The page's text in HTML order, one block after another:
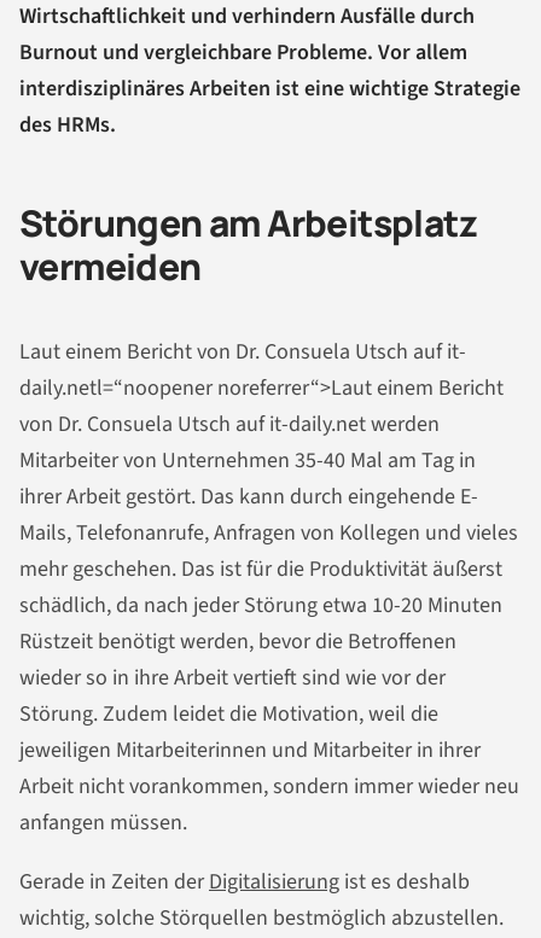
Wirtschaftlichkeit und verhindern Ausfälle durch
Burnout und vergleichbare Probleme. Vor allem
interdisziplinäres Arbeiten ist eine wichtige Strategie
des HRMs.
Störungen am Arbeitsplatz
vermeiden
Laut einem Bericht von Dr. Consuela Utsch auf it-
daily.netl=“noopener noreferrer“>Laut einem Bericht
von Dr. Consuela Utsch auf it-daily.net werden
Mitarbeiter von Unternehmen 35-40 Mal am Tag in
ihrer Arbeit gestört. Das kann durch eingehende E-
Mails, Telefonanrufe, Anfragen von Kollegen und vieles
mehr geschehen. Das ist für die Produktivität äußerst
schädlich, da nach jeder Störung etwa 10-20 Minuten
Rüstzeit benötigt werden, bevor die Betroffenen
wieder so in ihre Arbeit vertieft sind wie vor der
Störung. Zudem leidet die Motivation, weil die
jeweiligen Mitarbeiterinnen und Mitarbeiter in ihrer
Arbeit nicht vorankommen, sondern immer wieder neu
anfangen müssen.
Gerade in Zeiten derDigitalisierung ist es deshalb
wichtig, solche Störquellen bestmöglich abzustellen.